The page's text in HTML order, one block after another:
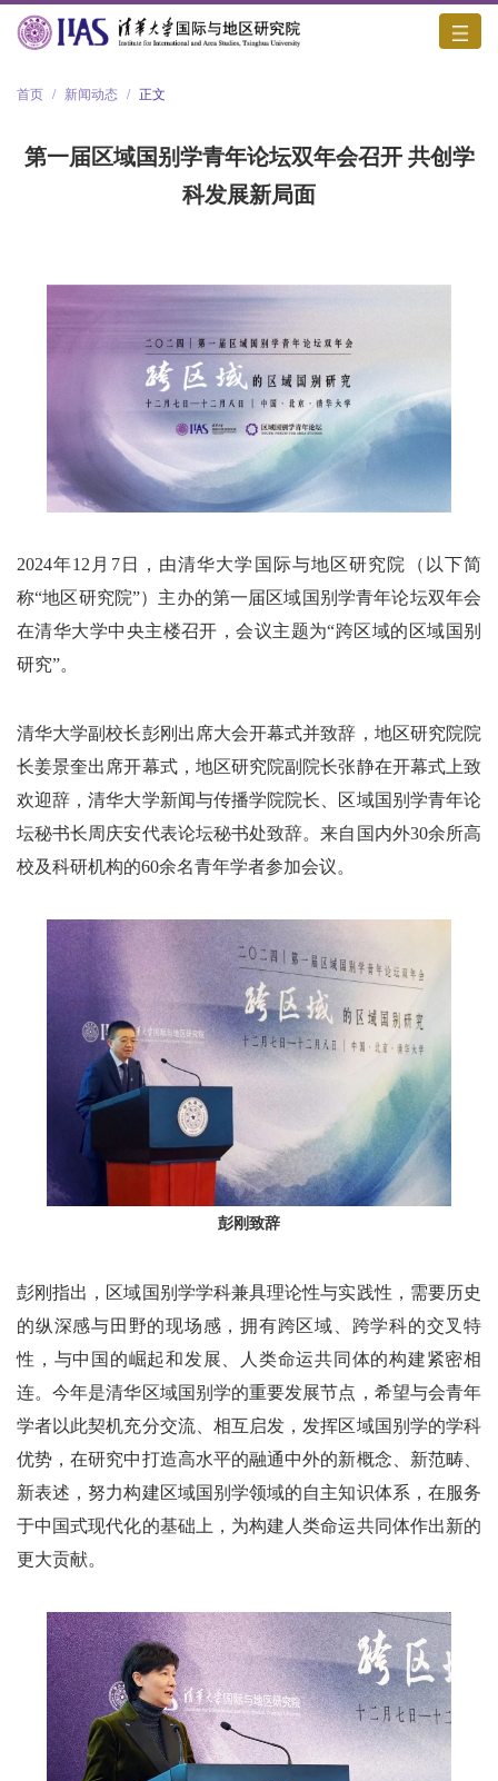
首页 / 新闻动态 / 正文
第一届区域国别学青年论坛双年会召开 共创学
科发展新局面
2024年12月7日，由清华大学国际与地区研究院（以下简
称“地区研究院”）主办的第一届区域国别学青年论坛双年会
在清华大学中央主楼召开，会议主题为“跨区域的区域国别
研究”。
清华大学副校长彭刚出席大会开幕式并致辞，地区研究院院
长姜景奎出席开幕式，地区研究院副院长张静在开幕式上致
欢迎辞，清华大学新闻与传播学院院长、区域国别学青年论
坛秘书长周庆安代表论坛秘书处致辞。来自国内外30余所高
校及科研机构的60余名青年学者参加会议。
彭刚致辞
彭刚指出，区域国别学学科兼具理论性与实践性，需要历史
的纵深感与田野的现场感，拥有跨区域、跨学科的交叉特
性，与中国的崛起和发展、人类命运共同体的构建紧密相
连。今年是清华区域国别学的重要发展节点，希望与会青年
学者以此契机充分交流、相互启发，发挥区域国别学的学科
优势，在研究中打造高水平的融通中外的新概念、新范畴、
新表述，努力构建区域国别学领域的自主知识体系，在服务
于中国式现代化的基础上，为构建人类命运共同体作出新的
更大贡献。